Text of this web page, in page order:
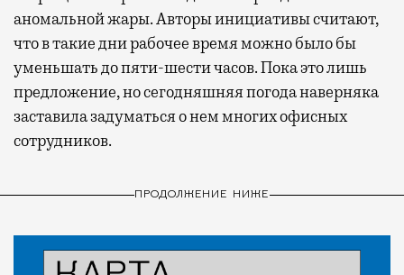
аномальной жары. Авторы инициативы считают,
что в такие дни рабочее время можно было бы
уменьшать до пяти-шести часов. Пока это лишь
предложение, но сегодняшняя погода наверняка
заставила задуматься о нем многих офисных
сотрудников.
ПРОДОЛЖЕНИЕ НИЖЕ